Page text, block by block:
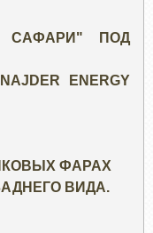
САФАРИ" ПОД
ENERGY
ФАРАХ
ВИДА.